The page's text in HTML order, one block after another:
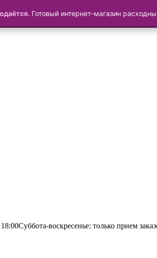
Суббота-воскресенье: только прием
Готовый интернет-магазин